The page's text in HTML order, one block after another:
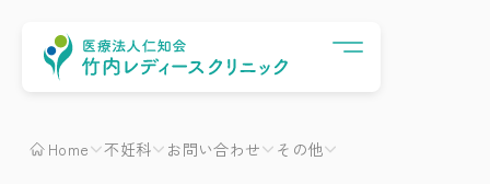
Home 不妊科 お問い合わせ その他